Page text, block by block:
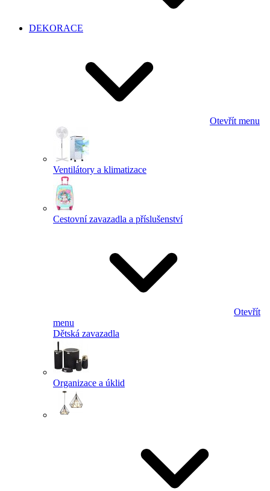
DEKORACE
Otevřít menu
Ventilátory a klimatizace
Cestovní zavazadla a příslušenství
Otevřít
menu
Dětská zavazadla
Organizace a úklid